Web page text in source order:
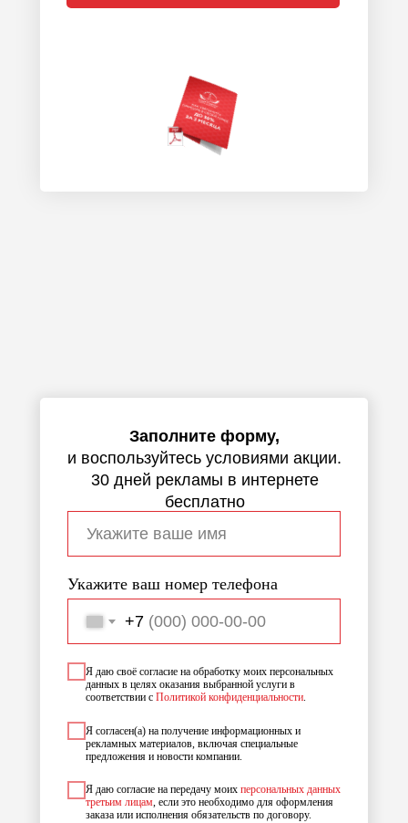
Укажите ваш номер телефона
+7
Я даю своё согласие на обработку моих персональных
данных в целях оказания выбранной услуги в
соответствии с Политикой конфиденциальности
Я согласен(а) на получение информационных и
рекламных материалов, включая специальные
предложения и новости компании.
Я даю согласие на передачу моих персональных данных
третьим лицам, если это необходимо для оформления
заказа или исполнения обязательств по договору.
Заполните форму,
и воспользуйтесь условиями акции.
30 дней рекламы в интернете
бесплатно